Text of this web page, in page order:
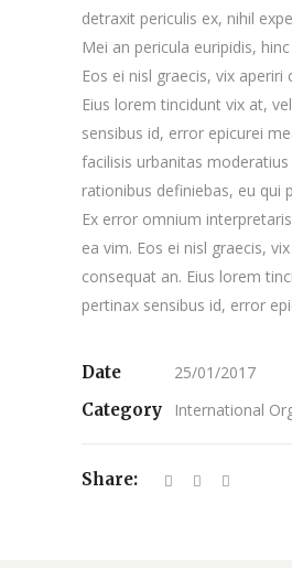
detraxit periculis ex, nihil
Mei an pericula euripidis,
Eos ei nisl graecis, vix aperiri
Eius lorem tincidunt vix at,
sensibus id, error epicurei
facilisis urbanitas moderatius
rationibus definiebas, eu qui
Ex error omnium
ea vim. Eos ei nisl graecis,
consequat an. Eius lorem
pertinax sensibus id, error
Date
25/01/2017
Category
International
Share: